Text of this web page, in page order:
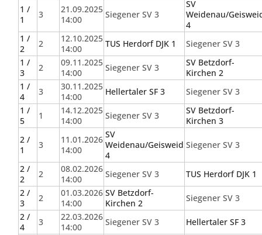
1 /
1
3
21.09.2025
14:00
Siegener SV 3
SV
Weidenau/
4
1 /
2
2
12.10.2025
14:00
TUS Herdorf DJK 1
Siegener SV 3
1 /
3
2
09.11.2025
14:00
Siegener SV 3
SV Betzdorf-
Kirchen 2
1 /
4
3
30.11.2025
14:00
Hellertaler SF 3
Siegener SV 3
1 /
5
1
14.12.2025
14:00
Siegener SV 3
SV Betzdorf-
Kirchen 3
2 /
1
3
11.01.2026
14:00
SV
Weidenau/Geisweid
4
Siegener SV 3
2 /
2
2
08.02.2026
14:00
Siegener SV 3
TUS Herdorf DJK 1
2 /
3
2
01.03.2026
14:00
SV Betzdorf-
Kirchen 2
Siegener SV 3
2 /
4
3
22.03.2026
14:00
Siegener SV 3 Hellertaler SF 3